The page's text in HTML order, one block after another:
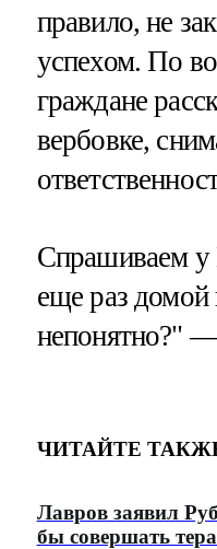
правило, не
успехом. По
граждане
вербовке,
Спрашиваем
еще раз домой
непонятно?"
ЧИТАЙТЕ
Лавров заявил
бы совершать